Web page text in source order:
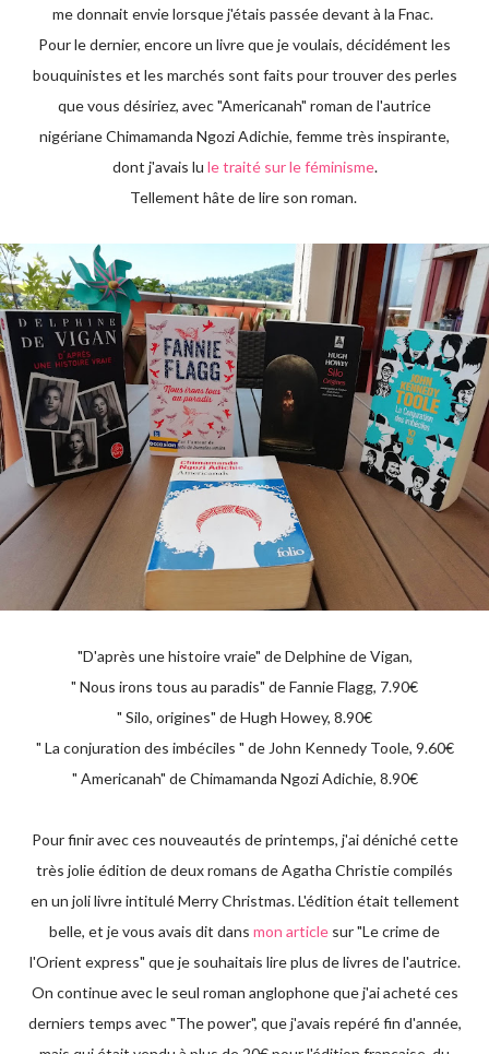
me donnait envie lorsque j'étais passée devant à la Fnac.
Pour le dernier, encore un livre que je voulais, décidément les
bouquinistes et les marchés sont faits pour trouver des perles
que vous désiriez, avec "Americanah" roman de l'autrice
nigériane Chimamanda Ngozi Adichie, femme très inspirante,
dont j'avais lu le traité sur le féminisme.
Tellement hâte de lire son roman.
"D'après une histoire vraie" de Delphine de Vigan,
" Nous irons tous au paradis" de Fannie Flagg, 7.90€
" Silo, origines" de Hugh Howey, 8.90€
" La conjuration des imbéciles " de John Kennedy Toole, 9.60€
" Americanah" de Chimamanda Ngozi Adichie, 8.90€
Pour finir avec ces nouveautés de printemps, j'ai déniché cette
très jolie édition de deux romans de Agatha Christie compilés
en un joli livre intitulé Merry Christmas. L'édition était tellement
belle, et je vous avais dit dans mon article sur "Le crime de
l'Orient express" que je souhaitais lire plus de livres de l'autrice.
On continue avec le seul roman anglophone que j'ai acheté ces
derniers temps avec "The power", que j'avais repéré fin d'année,